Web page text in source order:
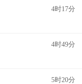
4时17分
4时49分
5时20分